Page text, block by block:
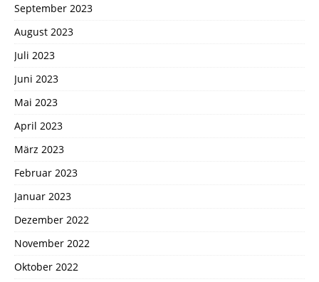
September 2023
August 2023
Juli 2023
Juni 2023
Mai 2023
April 2023
März 2023
Februar 2023
Januar 2023
Dezember 2022
November 2022
Oktober 2022